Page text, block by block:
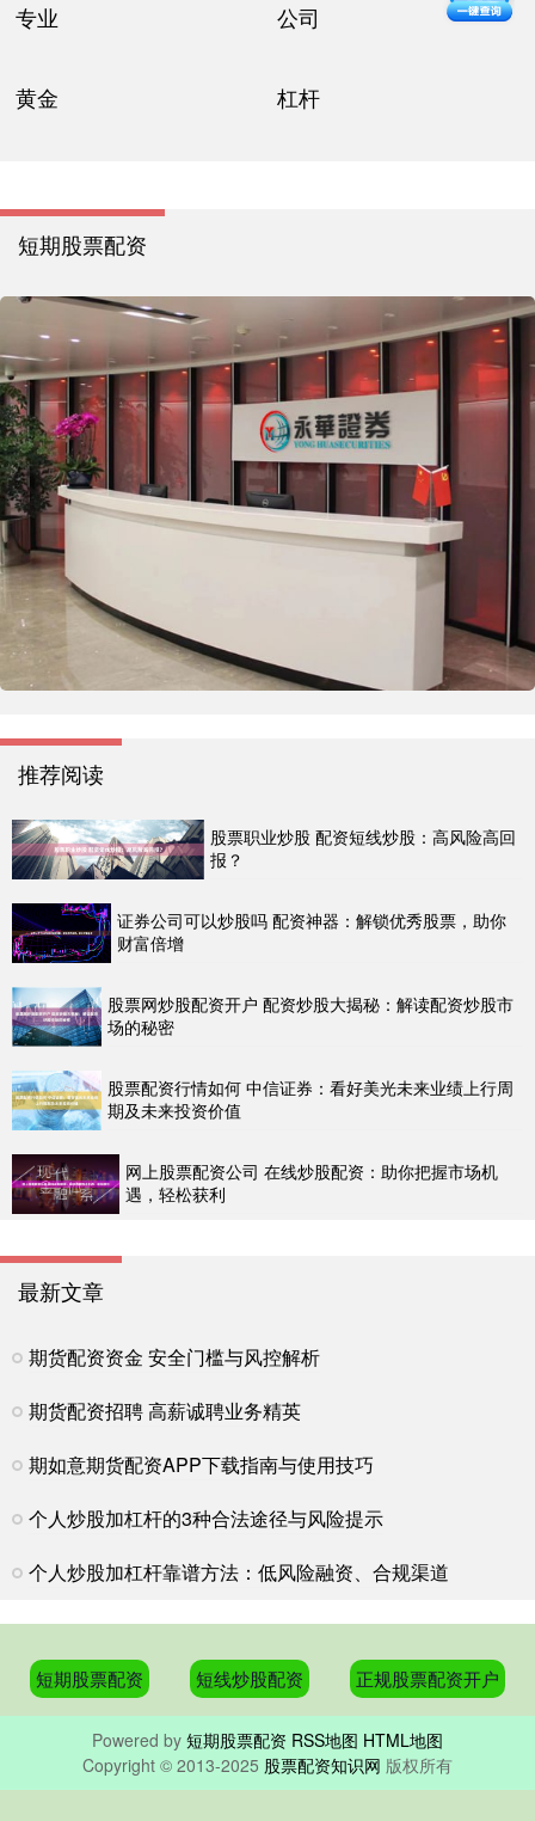
专业 公司
黄金 杠杆
短期股票配资
推荐阅读
股票职业炒股 配资短线炒股：高风险高回
报？
证券公司可以炒股吗 配资神器：解锁优秀股票，助你
财富倍增
股票网炒股配资开户 配资炒股大揭秘：解读配资炒股市
场的秘密
股票配资行情如何 中信证券：看好美光未来业绩上行周
期及未来投资价值
网上股票配资公司 在线炒股配资：助你把握市场机
遇，轻松获利
最新文章
期货配资资金 安全门槛与风控解析
期货配资招聘 高薪诚聘业务精英
期如意期货配资APP下载指南与使用技巧
个人炒股加杠杆的3种合法途径与风险提示
个人炒股加杠杆靠谱方法：低风险融资、合规渠道
短期股票配资 短线炒股配资 正规股票配资开户
Powered by 短期股票配资 RSS地图 HTML地图
Copyright © 2013-2025 股票配资知识网 版权所有